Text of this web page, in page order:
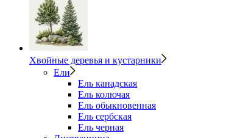
Хвойные деревья и кустарники
Ели
Ель канадская
Ель колючая
Ель обыкновенная
Ель сербская
Ель черная